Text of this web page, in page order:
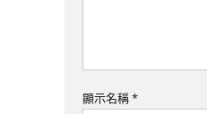
顯示名稱*